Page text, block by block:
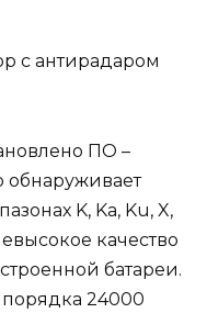
ПО –
обнаруживает
K, Ka, Ku, X,
качество
батареи.
порядка 24000